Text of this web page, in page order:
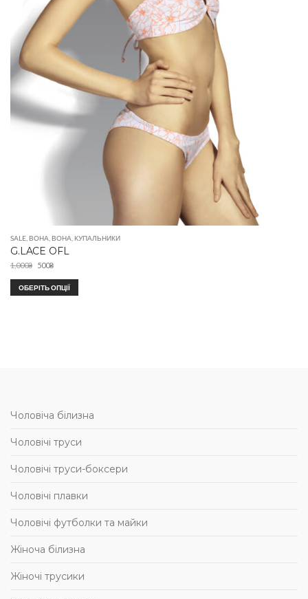
SALE ВОНА ВОНА КУПАЛЬНИКИ
G.LACE OFL
1,000₴ 500₴
ОБЕРІТЬ ОПЦІЇ
Чоловіча білизна
Чоловічі труси
Чоловічі труси-боксери
Чоловічі плавки
Чоловічі футболки та майки
Жіноча білизна
Жіночі трусики